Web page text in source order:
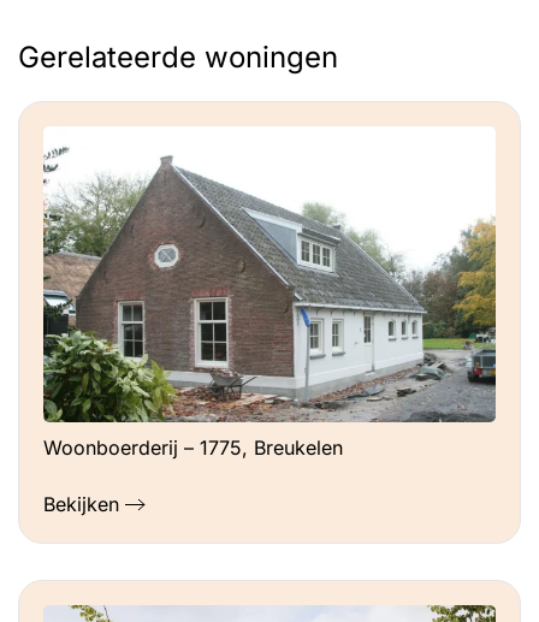
Gerelateerde woningen
Woonboerderij – 1775, Breukelen
Bekijken